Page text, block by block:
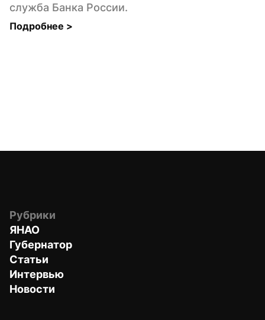
служба Банка России.
Подробнее >
Рубрики
ЯНАО
Губернатор
Статьи
Интервью
Новости